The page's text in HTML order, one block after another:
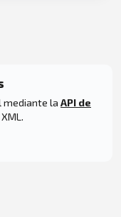
mediante la API de